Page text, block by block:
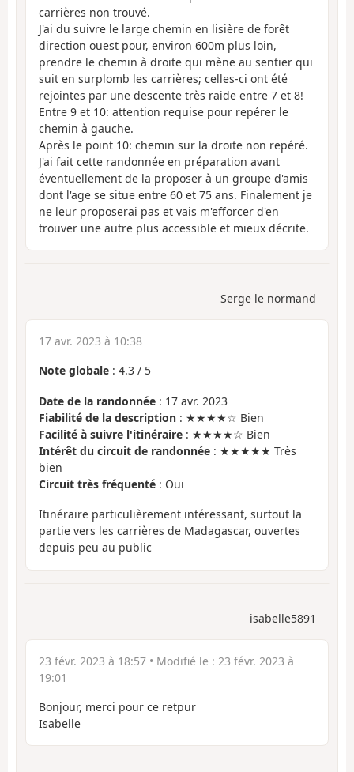
carrières non trouvé.
J'ai du suivre le large chemin en lisière de forêt
direction ouest pour, environ 600m plus loin,
prendre le chemin à droite qui mène au sentier qui
suit en surplomb les carrières; celles-ci ont été
rejointes par une descente très raide entre 7 et 8!
Entre 9 et 10: attention requise pour repérer le
chemin à gauche.
Après le point 10: chemin sur la droite non repéré.
J'ai fait cette randonnée en préparation avant
éventuellement de la proposer à un groupe d'amis
dont l'age se situe entre 60 et 75 ans. Finalement je
ne leur proposerai pas et vais m'efforcer d'en
trouver une autre plus accessible et mieux décrite.
Serge le normand
17 avr. 2023 à 10:38
Note globale : 4.3 / 5
Date de la randonnée : 17 avr. 2023
Fiabilité de la description : ★★★★☆ Bien
Facilité à suivre l'itinéraire : ★★★★☆ Bien
Intérêt du circuit de randonnée : ★★★★★ Très
bien
Circuit très fréquenté : Oui
Itinéraire particulièrement intéressant, surtout la
partie vers les carrières de Madagascar, ouvertes
depuis peu au public
isabelle5891
23 févr. 2023 à 18:57 • Modifié le : 23 févr. 2023 à
19:01
Bonjour, merci pour ce retpur
Isabelle